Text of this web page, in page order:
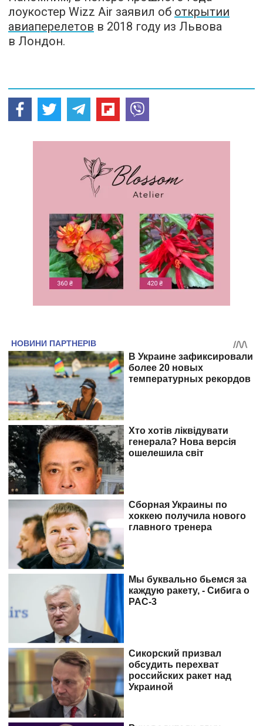
лоукостер Wizz Air заявил об открытии
авиаперелетов в 2018 году из Львова
в Лондон.